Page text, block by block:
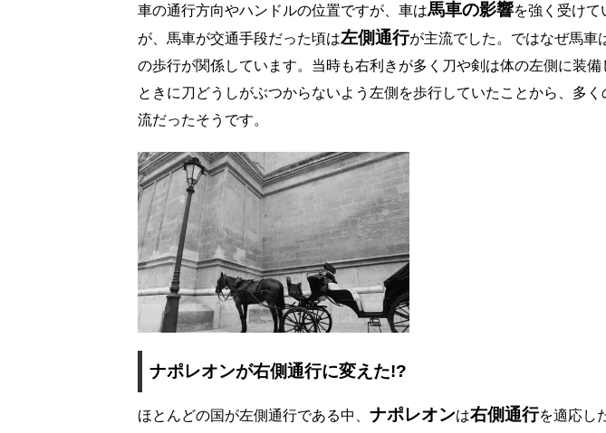
車の通行方向やハンドルの位置ですが、車は馬車の影響を強く受けて
が、馬車が交通手段だった頃は左側通行が主流でした。ではなぜ馬車
の歩行が関係しています。当時も右利きが多く刀や剣は体の左側に装備
ときに刀どうしがぶつからないよう左側を歩行していたことから、多
流だったそうです。
ナポレオンが右側通行に変えた!?
ほとんどの国が左側通行である中、 ナポレオンは右側通行を適応し